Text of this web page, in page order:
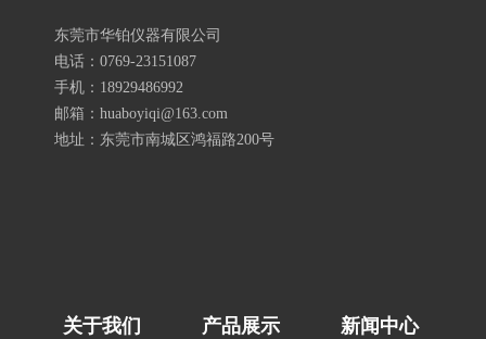
东莞市华铂仪器有限公司
电话：0769-23151087
手机：18929486992
邮箱：huaboyiqi@163.com
地址：东莞市南城区鸿福路200号
关于我们 产品展示 新闻中心